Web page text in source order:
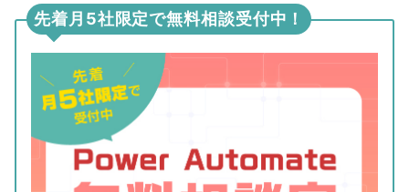
先着月5社限定で無料相談受付中！